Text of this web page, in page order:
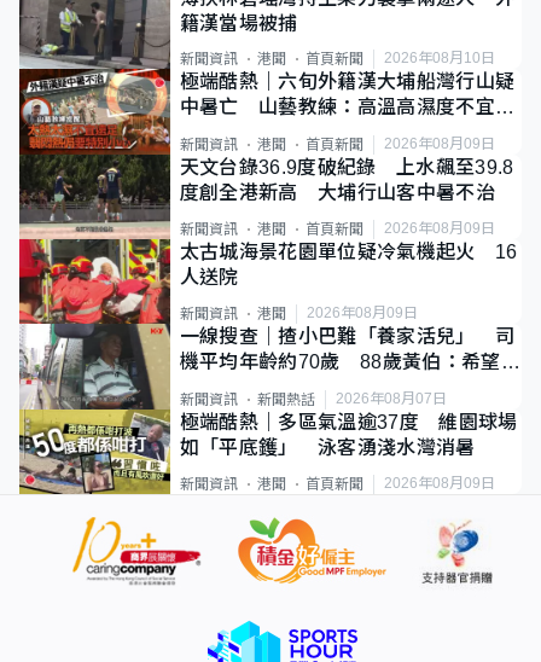
籍漢當場被捕
新聞資訊 港聞 首頁新聞 2026年08月10日
極端酷熱｜六旬外籍漢大埔船灣行山疑
中暑亡 山藝教練：高溫高濕度不宜遠
足
新聞資訊 港聞 首頁新聞 2026年08月09日
天文台錄36.9度破紀錄 上水飆至39.8
度創全港新高 大埔行山客中暑不治
新聞資訊 港聞 首頁新聞 2026年08月09日
太古城海景花園單位疑冷氣機起火 16
人送院
新聞資訊 港聞 2026年08月09日
一線搜查｜揸小巴難「養家活兒」 司
機平均年齡約70歲 88歲黃伯：希望一
直揸落去
新聞資訊 新聞熱話 2026年08月07日
極端酷熱｜多區氣溫逾37度 維園球場
如「平底鑊」 泳客湧淺水灣消暑
新聞資訊 港聞 首頁新聞 2026年08月09日